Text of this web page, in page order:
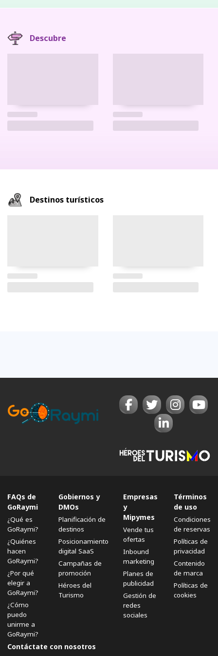
Descubre
Destinos turísticos
FAQs de
GoRaymi
¿Qué es
GoRaymi?
¿Quiénes
hacen
GoRaymi?
¿Por qué
elegir a
GoRaymi?
¿Cómo
puedo
unirme a
GoRaymi?
Gobiernos y
DMOs
Planificación de
destinos
Posicionamiento
digital SaaS
Campañas de
promoción
Héroes del
Turismo
Empresas
y
Mipymes
Vende tus
ofertas
Inbound
marketing
Planes de
publicidad
Gestión de
redes
sociales
Términos
de uso
Condiciones
de reservas
Políticas de
privacidad
Contenido
de marca
Políticas de
cookies
Contáctate con nosotros